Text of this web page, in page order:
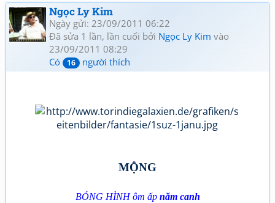
Ngọc Ly Kim
Ngày gửi: 23/09/2011 06:22
Đã sửa 1 lần, lần cuối bởi Ngọc Ly Kim vào
23/09/2011 08:29
Có
16 người thích
MỘNG
BÓNG HÌNH ôm ấp năm canh